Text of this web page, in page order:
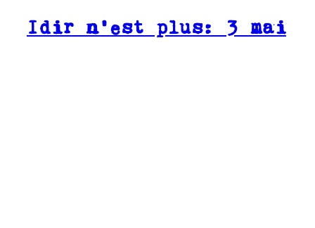
Idir n’est plus: 3 mai